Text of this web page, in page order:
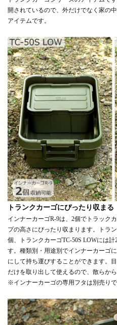
開されているので、外だけでなく家の
アイテムです。
トランクカーゴにぴったり収まる
インナーカーゴR-9は、2個でトラック
プの高さにぴったり収まります。トラ
個、トランクカーゴTC-50S LOWには
す。種類別・用途別でインナーカーゴ
にして持ち運びすることができます。
だけを取り出して使えるので、散らか
※インナーカーゴの専用フタは別売りで